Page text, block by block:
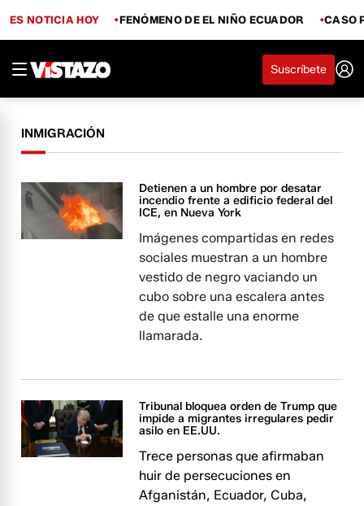
ES NOTICIA HOY FENÓMENO DE EL NIÑO ECUADOR CASO
Suscríbete
INMIGRACIÓN
Detienen a un hombre por desatar
incendio frente a edificio federal del
ICE, en Nueva York
Imágenes compartidas en redes
sociales muestran a un hombre
vestido de negro vaciando un
cubo sobre una escalera antes
de que estalle una enorme
llamarada.
Tribunal bloquea orden de Trump que
impide a migrantes irregulares pedir
asilo en EE.UU.
Trece personas que afirmaban
huir de persecuciones en
Afganistán, Ecuador, Cuba,